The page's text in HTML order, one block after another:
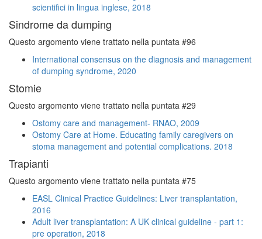
scientifici in lingua inglese, 2018
Sindrome da dumping
Questo argomento viene trattato nella puntata #96
International consensus on the diagnosis and management
of dumping syndrome, 2020
Stomie
Questo argomento viene trattato nella puntata #29
Ostomy care and management- RNAO, 2009
Ostomy Care at Home. Educating family caregivers on
stoma management and potential complications. 2018
Trapianti
Questo argomento viene trattato nella puntata #75
EASL Clinical Practice Guidelines: Liver transplantation,
2016
Adult liver transplantation: A UK clinical guideline - part 1:
pre operation, 2018